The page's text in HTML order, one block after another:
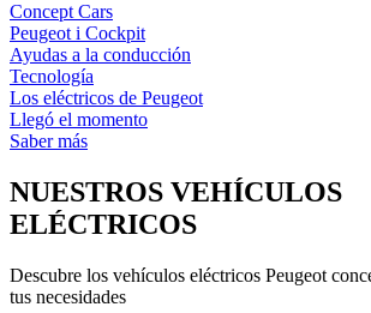
Concept Cars
Peugeot i Cockpit
Ayudas a la conducción
Tecnología
Los eléctricos de Peugeot
Llegó el momento
Saber más
NUESTROS VEHÍCULOS
ELÉCTRICOS
Descubre los vehículos eléctricos Peugeot
tus necesidades